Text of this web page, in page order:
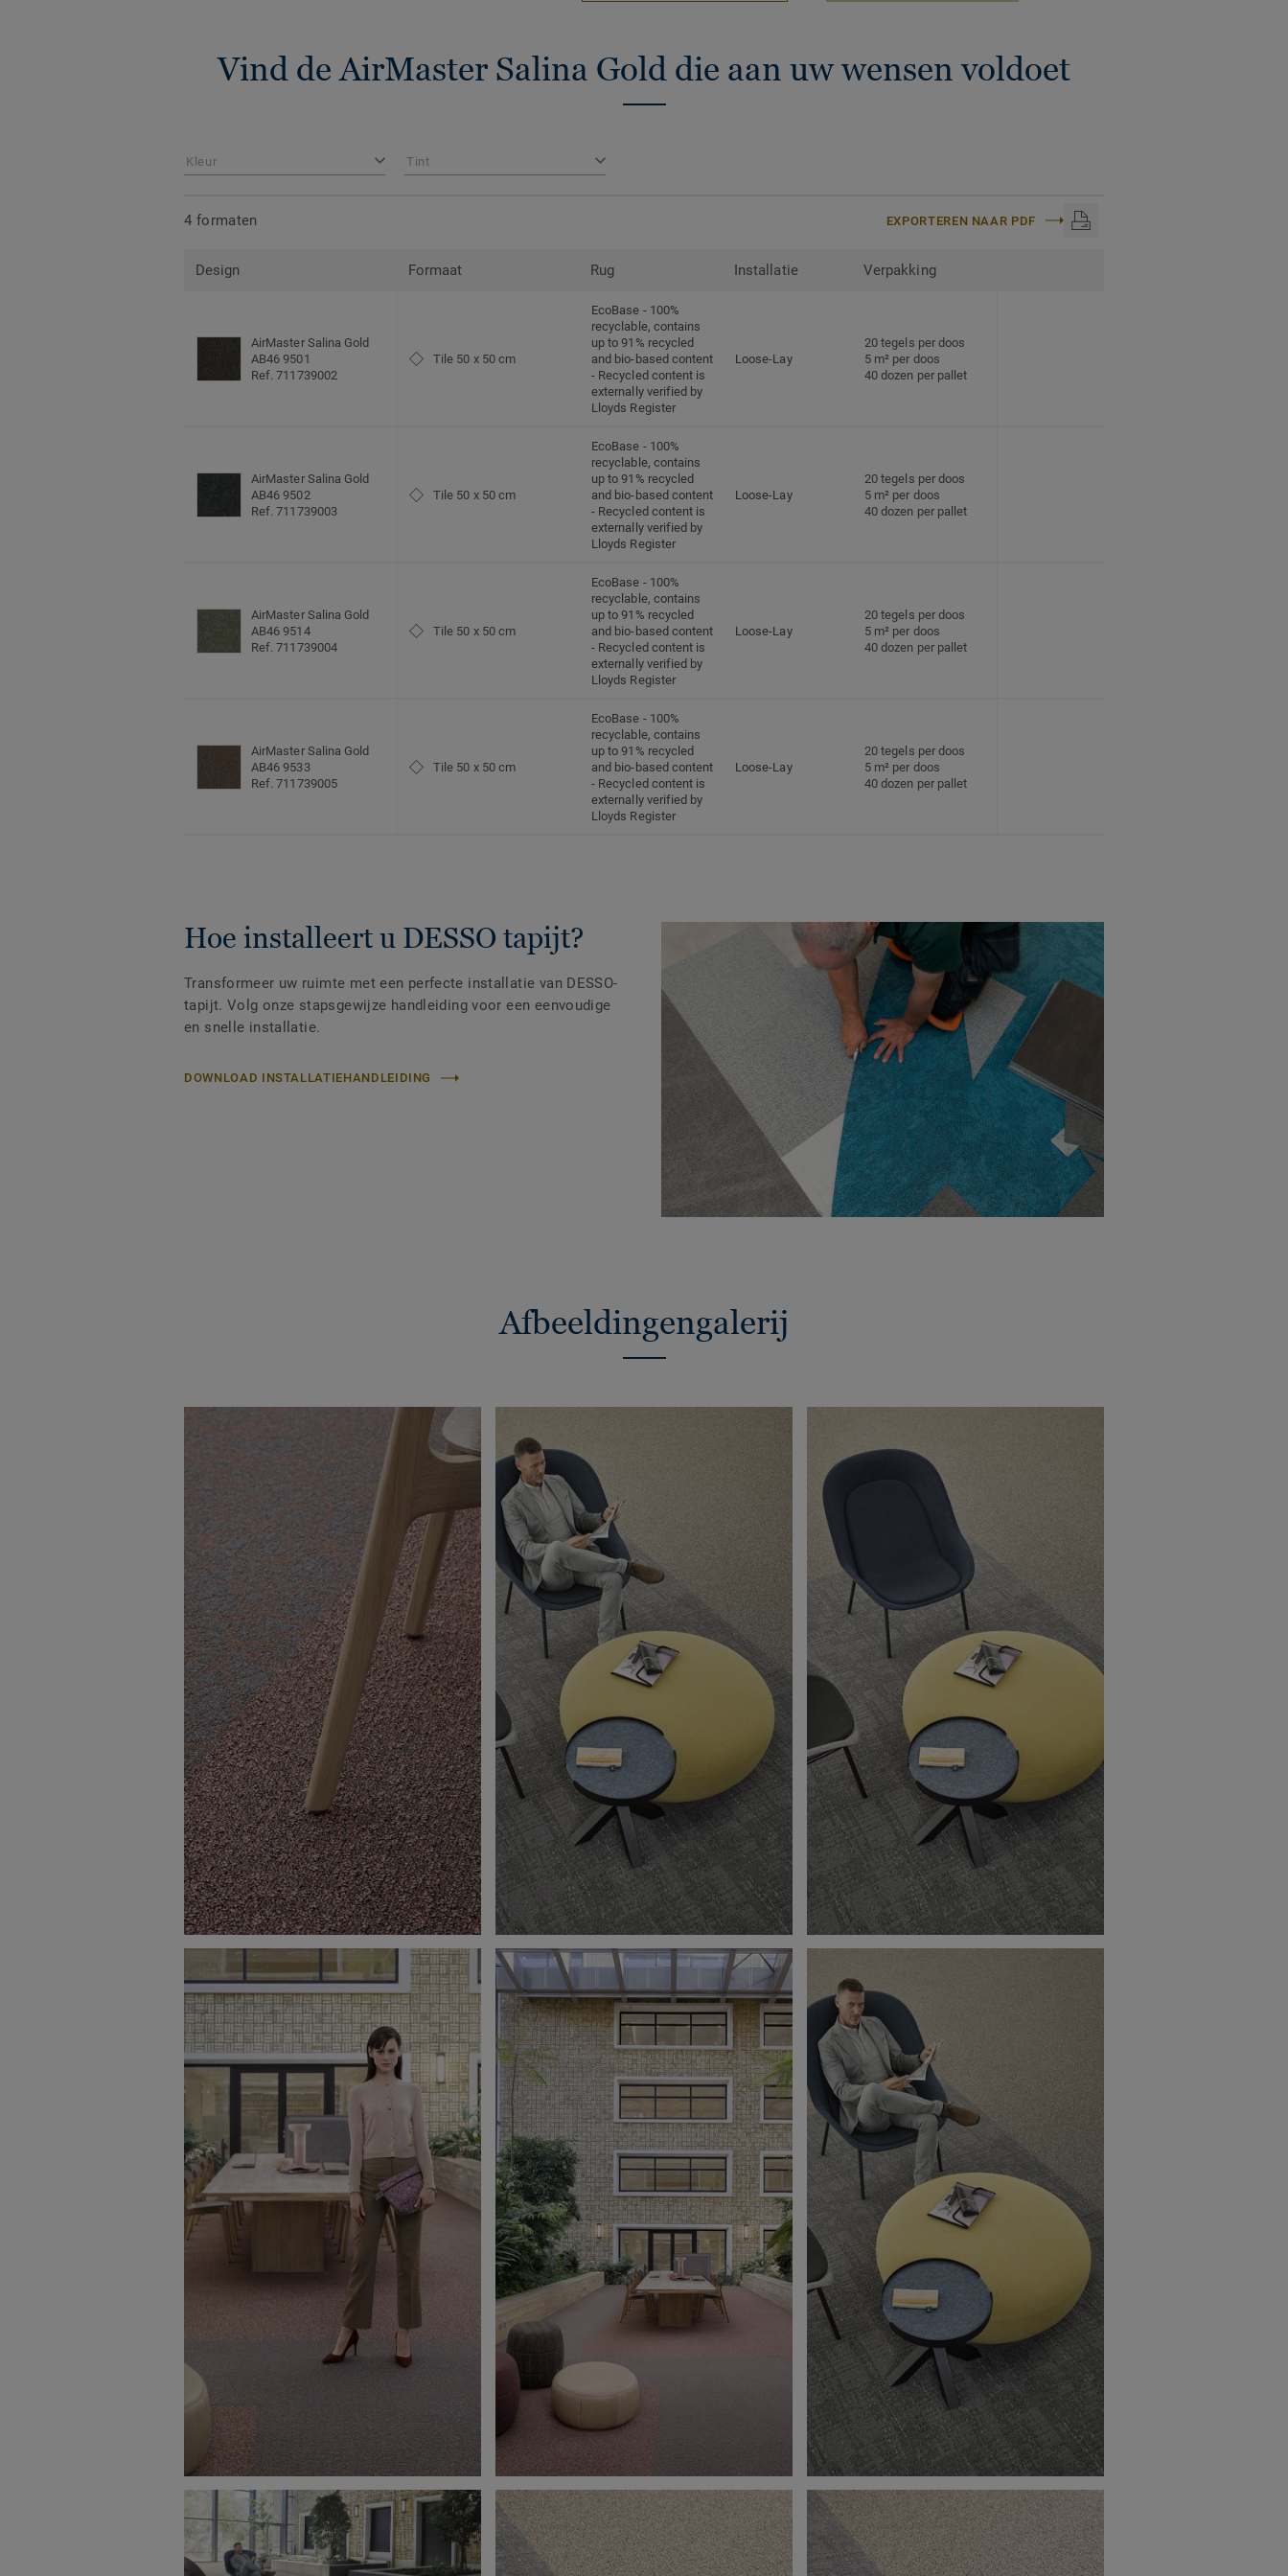
Vind de AirMaster Salina Gold die aan uw wensen voldoet
Kleur Tint
4 formaten EXPORTEREN NAAR PDF
Design Formaat Rug Installatie Verpakking
AirMaster Salina Gold
AB46 9501
Ref. 711739002
Tile 50 x 50 cm
EcoBase - 100%
recyclable, contains
up to 91% recycled
and bio-based content
- Recycled content is
externally verified by
Lloyds Register
Loose-Lay
20 tegels per doos
5 m² per doos
40 dozen per pallet
AirMaster Salina Gold
AB46 9502
Ref. 711739003
Tile 50 x 50 cm
EcoBase - 100%
recyclable, contains
up to 91% recycled
and bio-based content
- Recycled content is
externally verified by
Lloyds Register
Loose-Lay
20 tegels per doos
5 m² per doos
40 dozen per pallet
AirMaster Salina Gold
AB46 9514
Ref. 711739004
Tile 50 x 50 cm
EcoBase - 100%
recyclable, contains
up to 91% recycled
and bio-based content
- Recycled content is
externally verified by
Lloyds Register
Loose-Lay
20 tegels per doos
5 m² per doos
40 dozen per pallet
AirMaster Salina Gold
AB46 9533
Ref. 711739005
Tile 50 x 50 cm
EcoBase - 100%
recyclable, contains
up to 91% recycled
and bio-based content
- Recycled content is
externally verified by
Lloyds Register
Loose-Lay
20 tegels per doos
5 m² per doos
40 dozen per pallet
Hoe installeert u DESSO tapijt?
Transformeer uw ruimte met een perfecte installatie van DESSO-
tapijt. Volg onze stapsgewijze handleiding voor een eenvoudige
en snelle installatie.
DOWNLOAD INSTALLATIEHANDLEIDING
Afbeeldingengalerij